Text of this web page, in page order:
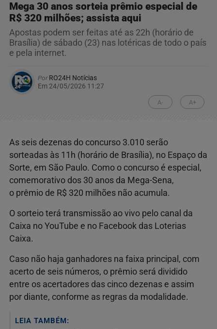
Mega 30 anos sorteia prêmio especial de
R$ 320 milhões; assista aqui
Apostas podem ser feitas até as 22h (horário de
Brasília) de sábado (23) nas lotéricas de todo o país
e pela internet.
PorRO24H Notícias
Em 24/05/2026 11:27
A- A+
As seis dezenas do concurso 3.010 serão
sorteadas às 11h (horário de Brasília), no Espaço da
Sorte, em São Paulo. Como o concurso é especial,
comemorativo dos 30 anos da Mega-Sena,
o prêmio de R$ 320 milhões não acumula.
O sorteio terá transmissão ao vivo pelo canal da
Caixa no YouTube e no Facebook das Loterias
Caixa.
Caso não haja ganhadores na faixa principal, com
acerto de seis números, o prêmio será dividido
entre os acertadores das cinco dezenas e assim
por diante, conforme as regras da modalidade.
LEIA TAMBÉM: